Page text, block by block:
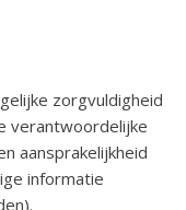
zorgvuldigheid
verantwoordelijke
aansprakelijkheid
informatie